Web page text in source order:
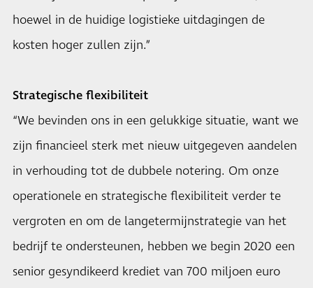
hoewel in de huidige logistieke uitdagingen de
kosten hoger zullen zijn.”
Strategische flexibiliteit
“We bevinden ons in een gelukkige situatie, want we
zijn financieel sterk met nieuw uitgegeven aandelen
in verhouding tot de dubbele notering. Om onze
operationele en strategische flexibiliteit verder te
vergroten en om de langetermijnstrategie van het
bedrijf te ondersteunen, hebben we begin 2020 een
senior gesyndikeerd krediet van 700 miljoen euro